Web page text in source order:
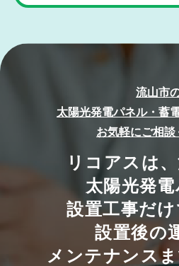
流山市
太陽光発電パネル・蓄
お気軽にご相談
リコアスは
太陽光発
設置工事だけ
設置後の
メンテナンス